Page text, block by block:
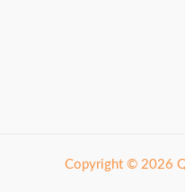
Copyright © 2026